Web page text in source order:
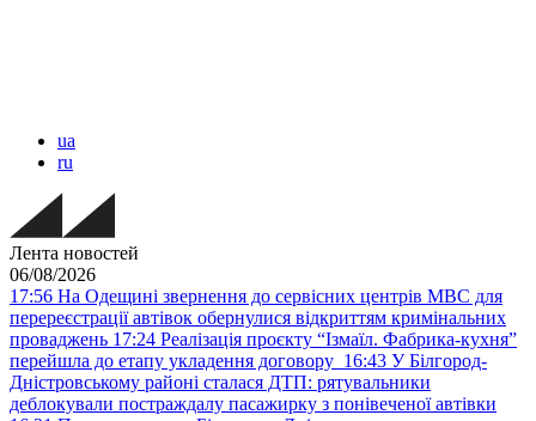
ua
ru
Лента новостей
06/08/2026
17:56 На Одещині звернення до сервісних центрів МВС для
перереєстрації автівок обернулися відкриттям кримінальних
проваджень 17:24 Реалізація проєкту “Ізмаїл. Фабрика-кухня”
перейшла до етапу укладення договору 16:43 У Білгород-
Дністровському районі сталася ДТП: рятувальники
деблокували постраждалу пасажирку з понівеченої автівки